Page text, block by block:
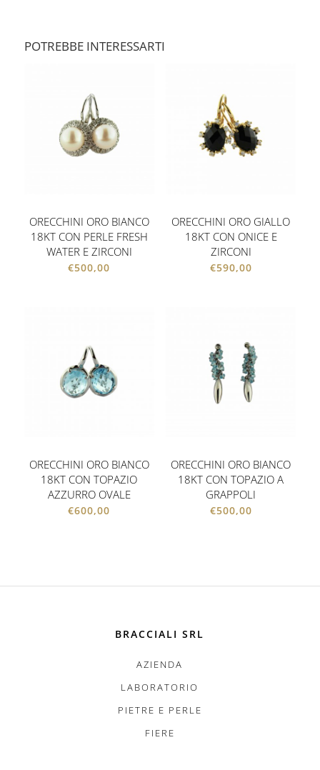
POTREBBE INTERESSARTI
ORECCHINI ORO BIANCO
18KT CON PERLE FRESH
WATER E ZIRCONI
€500,00
ORECCHINI ORO GIALLO
18KT CON ONICE E
ZIRCONI
€590,00
ORECCHINI ORO BIANCO
18KT CON TOPAZIO
AZZURRO OVALE
€600,00
ORECCHINI ORO BIANCO
18KT CON TOPAZIO A
GRAPPOLI
€500,00
BRACCIALI SRL
AZIENDA
LABORATORIO
PIETRE E PERLE
FIERE